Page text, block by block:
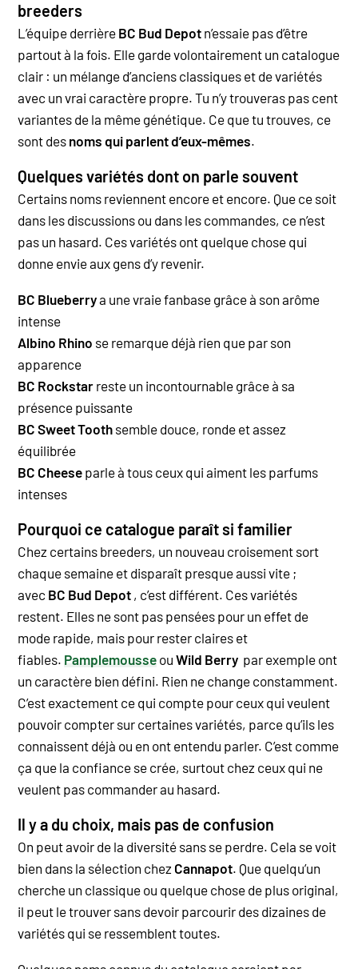
breeders
L’équipe derrière BC Bud Depot n’essaie pas d’être
partout à la fois. Elle garde volontairement un catalogue
clair : un mélange d’anciens classiques et de variétés
avec un vrai caractère propre. Tu n’y trouveras pas cent
variantes de la même génétique. Ce que tu trouves, ce
sont des noms qui parlent d’eux-mêmes.
Quelques variétés dont on parle souvent
Certains noms reviennent encore et encore. Que ce soit
dans les discussions ou dans les commandes, ce n’est
pas un hasard. Ces variétés ont quelque chose qui
donne envie aux gens d’y revenir.
BC Blueberrya une vraie fanbase grâce à son arôme
intense
Albino Rhino se remarque déjà rien que par son
apparence
BC Rockstar reste un incontournable grâce à sa
présence puissante
BC Sweet Tooth semble douce, ronde et assez
équilibrée
BC Cheese parle à tous ceux qui aiment les parfums
intenses
Pourquoi ce catalogue paraît si familier
Chez certains breeders, un nouveau croisement sort
chaque semaine et disparaît presque aussi vite ;
avec BC Bud Depot , c’est différent. Ces variétés
restent. Elles ne sont pas pensées pour un effet de
mode rapide, mais pour rester claires et
fiables. Pamplemousse ou Wild Berry par exemple ont
un caractère bien défini. Rien ne change constamment.
C’est exactement ce qui compte pour ceux qui veulent
pouvoir compter sur certaines variétés, parce qu’ils les
connaissent déjà ou en ont entendu parler. C’est comme
ça que la confiance se crée, surtout chez ceux qui ne
veulent pas commander au hasard.
Il y a du choix, mais pas de confusion
On peut avoir de la diversité sans se perdre. Cela se voit
bien dans la sélection chez Cannapot. Que quelqu’un
cherche un classique ou quelque chose de plus original,
il peut le trouver sans devoir parcourir des dizaines de
variétés qui se ressemblent toutes.